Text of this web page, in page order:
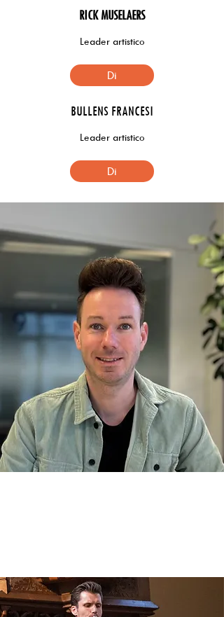
RICK MUSELAERS
Leader artistico
Di
BULLENS FRANCESI
Leader artistico
Di